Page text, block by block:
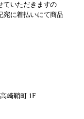
ていただきますの
宛に着払いにて商品
崎鞘町 1F